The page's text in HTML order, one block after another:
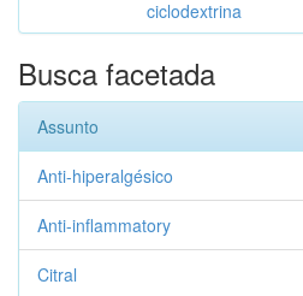
ciclodextrina
Busca facetada
Assunto
Anti-hiperalgésico
Anti-inflammatory
Citral